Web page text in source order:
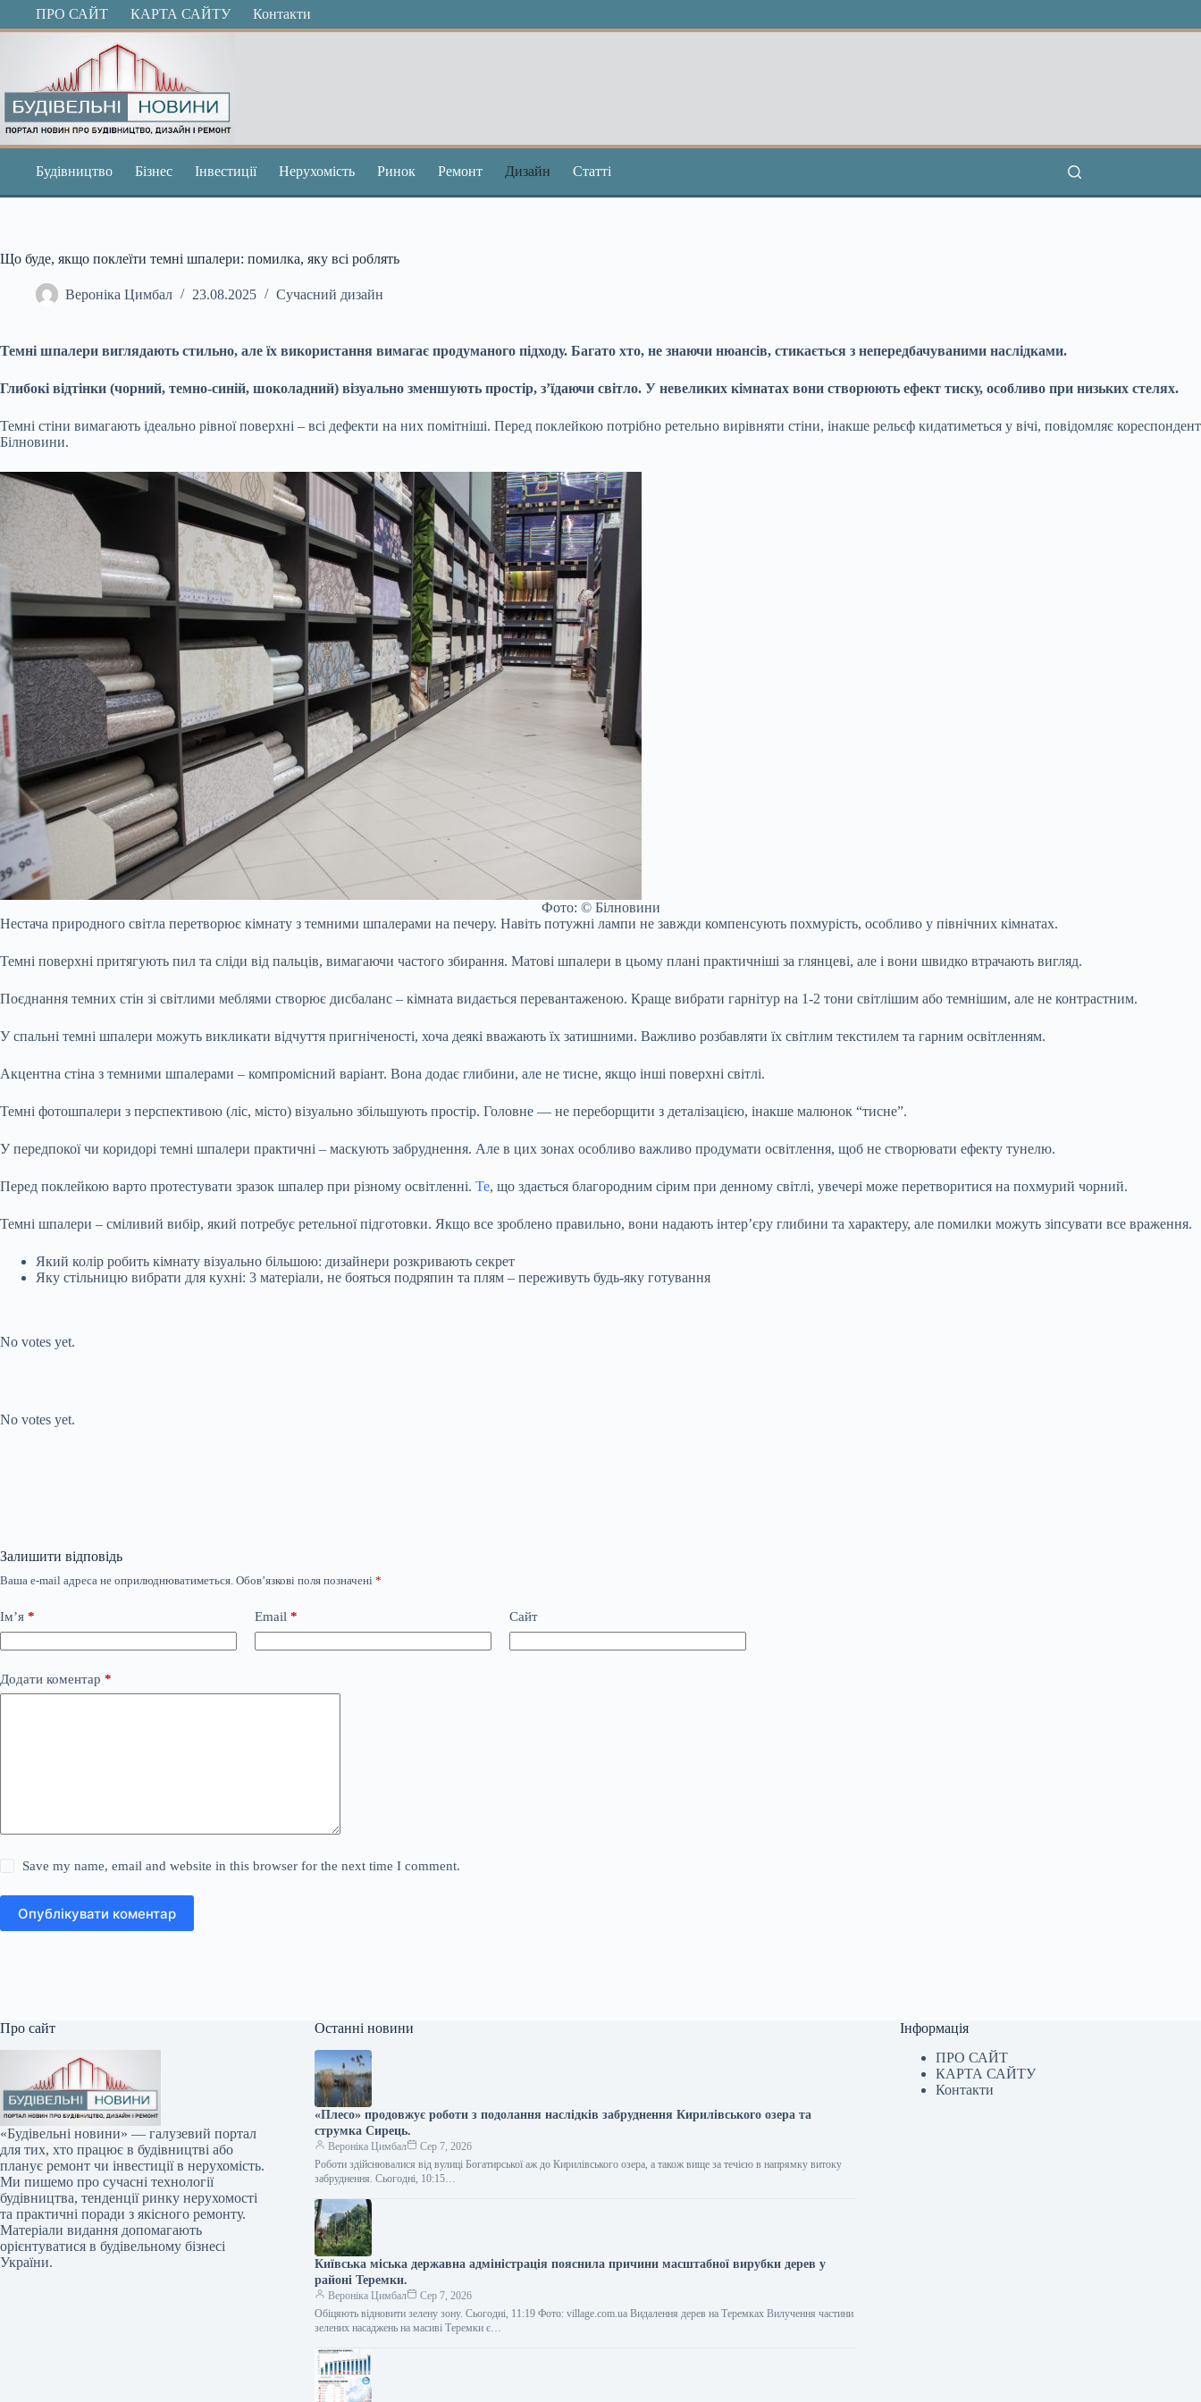
ПерейтиПРО САЙТ КАРТА САЙТУ Контакти
Будівництво Бізнес Інвестиції Нерухомість Ринок Ремонт Дизайн Статті
Що буде, якщо поклеїти темні шпалери: помилка, яку всі роблять
Вероніка Цимбал 23.08.2025 Сучасний дизайн
Темні шпалери виглядають стильно, але їх використання вимагає продуманого підходу. Багато хто, не знаючи нюансів, стикається з непередбачуваними наслідками.
Глибокі відтінки (чорний, темно-синій, шоколадний) візуально зменшують простір, з’їдаючи світло. У невеликих кімнатах вони створюють ефект тиску, особливо при низьких стелях.
Темні стіни вимагають ідеально рівної поверхні – всі дефекти на них помітніші. Перед поклейкою потрібно ретельно вирівняти стіни, інакше рельєф кидатиметься у вічі, повідомляє кореспондент
Білновини.
Фото: © Білновини
Нестача природного світла перетворює кімнату з темними шпалерами на печеру. Навіть потужні лампи не завжди компенсують похмурість, особливо у північних кімнатах.
Темні поверхні притягують пил та сліди від пальців, вимагаючи частого збирання. Матові шпалери в цьому плані практичніші за глянцеві, але і вони швидко втрачають вигляд.
Поєднання темних стін зі світлими меблями створює дисбаланс – кімната видається перевантаженою. Краще вибрати гарнітур на 1-2 тони світлішим або темнішим, але не контрастним.
У спальні темні шпалери можуть викликати відчуття пригніченості, хоча деякі вважають їх затишними. Важливо розбавляти їх світлим текстилем та гарним освітленням.
Акцентна стіна з темними шпалерами – компромісний варіант. Вона додає глибини, але не тисне, якщо інші поверхні світлі.
Темні фотошпалери з перспективою (ліс, місто) візуально збільшують простір. Головне — не переборщити з деталізацією, інакше малюнок “тисне”.
У передпокої чи коридорі темні шпалери практичні – маскують забруднення. Але в цих зонах особливо важливо продумати освітлення, щоб не створювати ефекту тунелю.
Перед поклейкою варто протестувати зразок шпалер при різному освітленні. Те, що здається благородним сірим при денному світлі, увечері може перетворитися на похмурий чорний.
Темні шпалери – сміливий вибір, який потребує ретельної підготовки. Якщо все зроблено правильно, вони надають інтер’єру глибини та характеру, але помилки можуть зіпсувати все враження.
Який колір робить кімнату візуально більшою: дизайнери розкривають секрет
Яку стільницю вибрати для кухні: 3 матеріали, не бояться подряпин та плям – переживуть будь-яку готування
No votes yet.
No votes yet.
Залишити відповідь
Ваша e-mail адреса не оприлюднюватиметься. Обов’язкові поля позначені *
Ім’я * Email * Сайт
Додати коментар *
Save my name, email and website in this browser for the next time I comment.
Опублікувати коментар
Про сайт
«Будівельні новини» — галузевий портал
для тих, хто працює в будівництві або
планує ремонт чи інвестиції в нерухомість.
Ми пишемо про сучасні технології
будівництва, тенденції ринку нерухомості
та практичні поради з якісного ремонту.
Матеріали видання допомагають
орієнтуватися в будівельному бізнесі
України.
Останні новини
«Плесо» продовжує роботи з подолання наслідків забруднення Кирилівського озера та
струмка Сирець.
Вероніка Цимбал
Сер 7, 2026
Роботи здійснювалися від вулиці Богатирської аж до Кирилівського озера, а також вище за течією в напрямку витоку
забруднення. Сьогодні, 10:15…
Київська міська державна адміністрація пояснила причини масштабної вирубки дерев у
районі Теремки.
Вероніка Цимбал
Сер 7, 2026
Обіцяють відновити зелену зону. Сьогодні, 11:19 Фото: village.com.ua Видалення дерев на Теремках Вилучення частини
зелених насаджень на масиві Теремки є…
Інформація
ПРО САЙТ
КАРТА САЙТУ
Контакти